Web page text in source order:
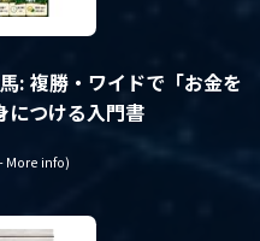
: 複勝・ワイドで「お金を
につける入門書
More info)